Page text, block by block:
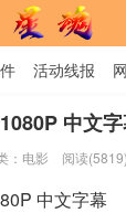
活动线报
中文
： 电影 阅读(5819)
中文字幕